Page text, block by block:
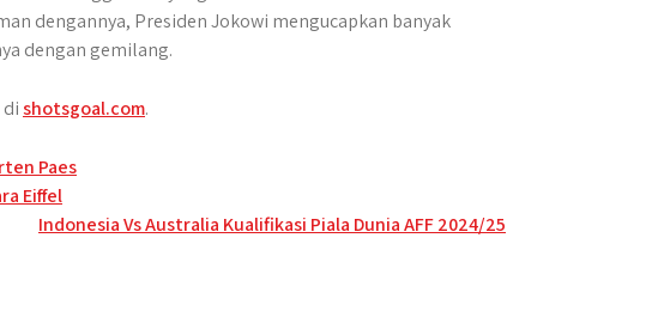
dengannya, Presiden Jokowi mengucapkan banyak
dengan gemilang.
shotsgoal.com.
Paes
Eiffel
Indonesia Vs Australia Kualifikasi Piala Dunia AFF 2024/25